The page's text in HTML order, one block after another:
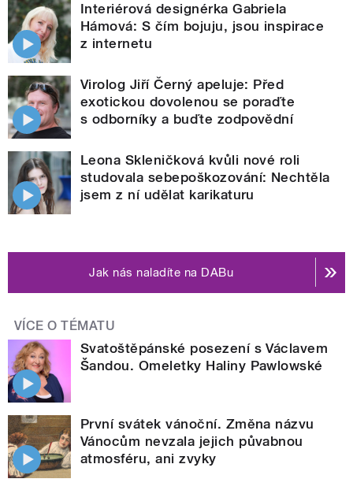
Interiérová designérka Gabriela
Hámová: S čím bojuju, jsou inspirace
z internetu
Virolog Jiří Černý apeluje: Před
exotickou dovolenou se poraďte
s odborníky a buďte zodpovědní
Leona Skleničková kvůli nové roli
studovala sebepoškozování: Nechtěla
jsem z ní udělat karikaturu
Jak nás naladíte na DABu
VÍCE O TÉMATU
Svatoštěpánské posezení s Václavem
Šandou. Omeletky Haliny Pawlowské
První svátek vánoční. Změna názvu
Vánocům nevzala jejich půvabnou
atmosféru, ani zvyky